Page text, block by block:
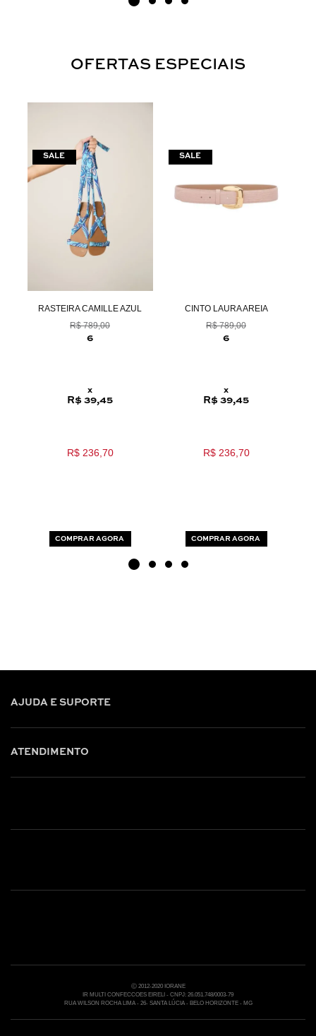
OFERTAS ESPECIAIS
RASTEIRA CAMILLE AZUL
R$ 789,00
6
x
R$ 39,45
R$ 236,70
COMPRAR AGORA
CINTO LAURA AREIA
R$ 789,00
6
x
R$ 39,45
R$ 236,70
COMPRAR AGORA
AJUDA E SUPORTE
ATENDIMENTO
Nossas Lojas
Ⓒ 2012-2020 IORANE
IR MULTI CONFECCOES EIRELI - CNPJ: 26.051.748/0003-79
RUA WILSON ROCHA LIMA - 26- SANTA LÚCIA - BELO HORIZONTE - MG